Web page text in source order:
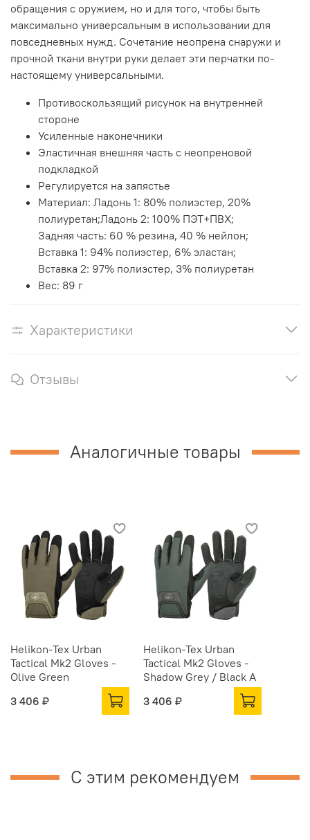
обращения с оружием, но и для того, чтобы быть
максимально универсальным в использовании для
повседневных нужд. Сочетание неопрена снаружи и
прочной ткани внутри руки делает эти перчатки по-
настоящему универсальными.
Противоскользящий рисунок на внутренней
стороне
Усиленные наконечники
Эластичная внешняя часть с неопреновой
подкладкой
Регулируется на запястье
Материал: Ладонь 1: 80% полиэстер, 20%
полиуретан;Ладонь 2: 100% ПЭТ+ПВХ;
Задняя часть: 60 % резина, 40 % нейлон;
Вставка 1: 94% полиэстер, 6% эластан;
Вставка 2: 97% полиэстер, 3% полиуретан
Вес: 89 г
Характеристики
Отзывы
Аналогичные товары
Helikon-Tex Urban
Tactical Mk2 Gloves -
Olive Green
3 406 ₽
Helikon-Tex Urban
Tactical Mk2 Gloves -
Shadow Grey / Black A
3 406 ₽
С этим рекомендуем